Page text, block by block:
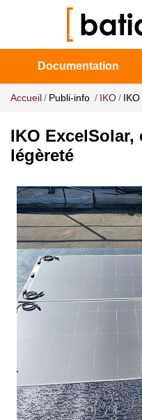
Documentation
Accueil Publi-info IKO
IKO
légèreté